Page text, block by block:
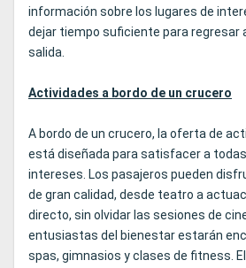
información sobre los lugares de
dejar tiempo suficiente para regresar
salida.
Actividades a bordo de un crucero
A bordo de un crucero, la oferta de
está diseñada para satisfacer a
intereses. Los pasajeros pueden
de gran calidad, desde teatro a
directo, sin olvidar las sesiones de
entusiastas del bienestar estarán
spas, gimnasios y clases de fitness.